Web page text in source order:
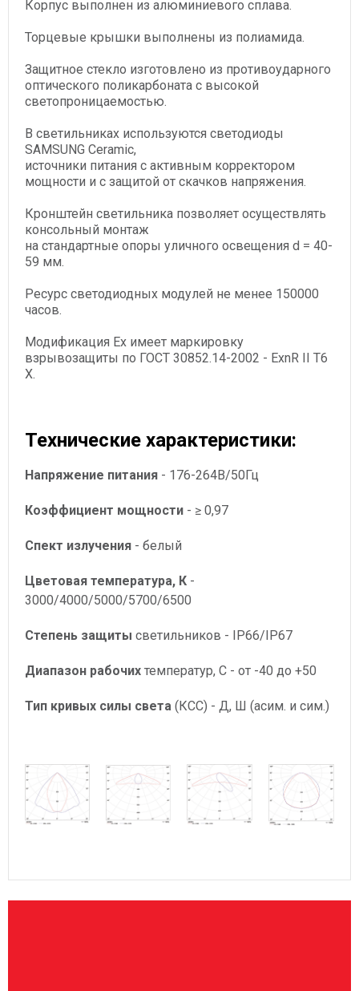
Корпус выполнен из алюминиевого сплава.
Торцевые крышки выполнены из полиамида.
Защитное стекло изготовлено из противоударного
оптического поликарбоната с высокой
светопроницаемостью.
В светильниках используются светодиоды
SAMSUNG Ceramic,
источники питания с активным корректором
мощности и с защитой от скачков напряжения.
Кронштейн светильника позволяет осуществлять
консольный монтаж
на стандартные опоры уличного освещения d = 40-
59 мм.
Ресурс светодиодных модулей не менее 150000
часов.
Модификация Ex имеет маркировку
взрывозащиты по ГОСТ 30852.14-2002 - ExnR II T6
X.
Технические характеристики:
Напряжение питания - 176-264В/50Гц
Коэффициент мощности - ≥ 0,97
Спект излучения - белый
Цветовая температура, К -
3000/4000/5000/5700/6500
Степень защиты светильников - IP66/IP67
Диапазон рабочих температур, С - от -40 до +50
Тип кривых силы света (КСС) - Д, Ш (асим. и сим.)